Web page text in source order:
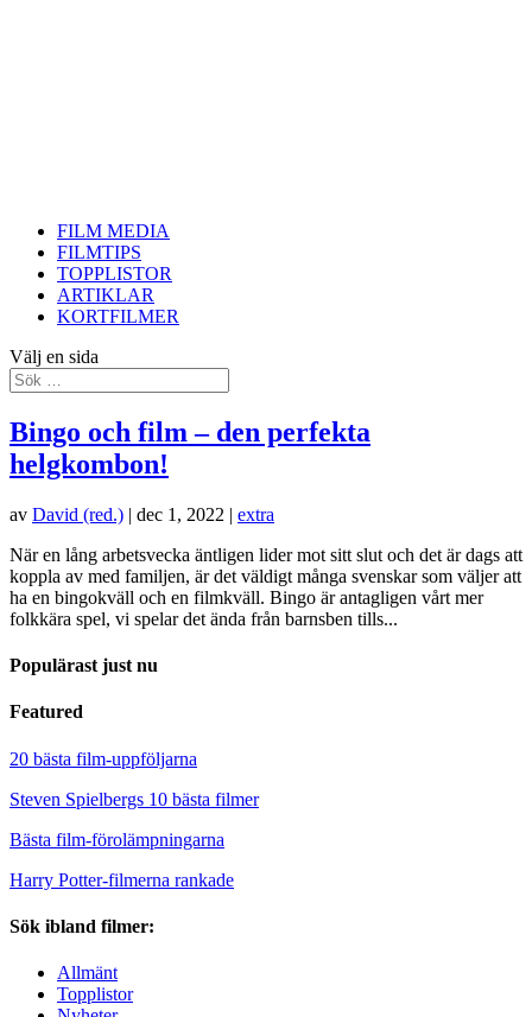
FILM MEDIA
FILMTIPS
TOPPLISTOR
ARTIKLAR
KORTFILMER
Välj en sida
Bingo och film – den perfekta
helgkombon!
av David (red.) | dec 1, 2022 | extra
När en lång arbetsvecka äntligen lider mot sitt slut och det är dags att
koppla av med familjen, är det väldigt många svenskar som väljer att
ha en bingokväll och en filmkväll. Bingo är antagligen vårt mer
folkkära spel, vi spelar det ända från barnsben tills...
Populärast just nu
Featured
20 bästa film-uppföljarna
Steven Spielbergs 10 bästa filmer
Bästa film-förolämpningarna
Harry Potter-filmerna rankade
Sök ibland filmer:
Allmänt
Topplistor